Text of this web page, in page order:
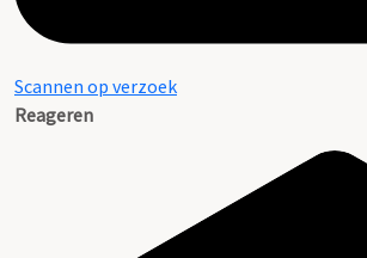
Scannen op verzoek
Reageren